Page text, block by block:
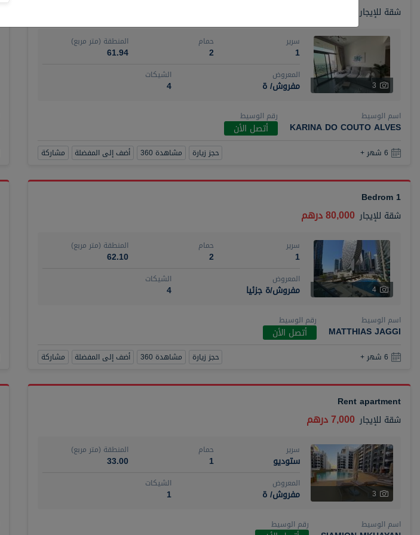
شقة للإيجار
3
سرير
1
حمام
2
المنطقة (متر مربع)
61.94
المعروض
مفروش/ ة
الشيكات
4
اسم الوسيط
KARINA DO COUTO ALVES
رقم الوسيط
أتصل الأن
6 شهر + حجز زيارة مشاهدة 360 أضف إلى المفضلة مشاركة
1 Bedrom
شقة للإيجار 80,000 درهم
4
سرير
1
حمام
2
المنطقة (متر مربع)
62.10
المعروض
مفروش/ة جزئيا
الشيكات
4
اسم الوسيط
MATTHIAS JAGGI
رقم الوسيط
أتصل الأن
6 شهر + حجز زيارة مشاهدة 360 أضف إلى المفضلة مشاركة
Rent apartment
شقة للإيجار 7,000 درهم
3
سرير
ستوديو
حمام
1
المنطقة (متر مربع)
33.00
المعروض
مفروش/ ة
الشيكات
1
اسم الوسيط رقم الوسيط